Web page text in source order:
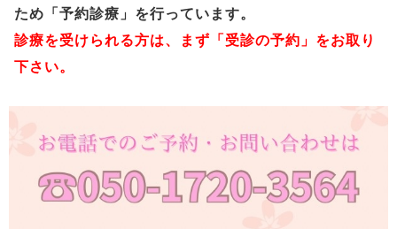
ため「予約診療」を行っています。
診療を受けられる方は、まず「受診の予約」をお取り
下さい。